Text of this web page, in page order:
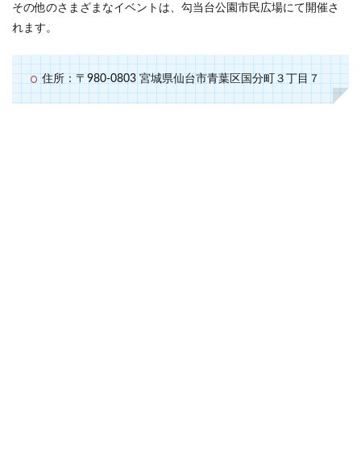
その他のさまざまなイベントは、勾当台公園市民広場にて開催さ
れます。
住所：〒980-0803 宮城県仙台市青葉区国分町３丁目７